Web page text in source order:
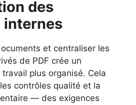
des
internes
et centraliser les
de PDF crée un
plus organisé. Cela
contrôles qualité et la
— des exigences